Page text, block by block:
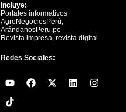
Incluye:
Portales informativos
AgroNegociosPerú,
ArándanosPeru.pe
Revista impresa, revista digital
Redes Sociales:
Y
o
u
t
F
a
X
-
L
i
I
n